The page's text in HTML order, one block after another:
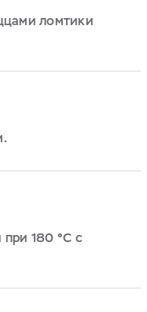
ломтики
180 °C с